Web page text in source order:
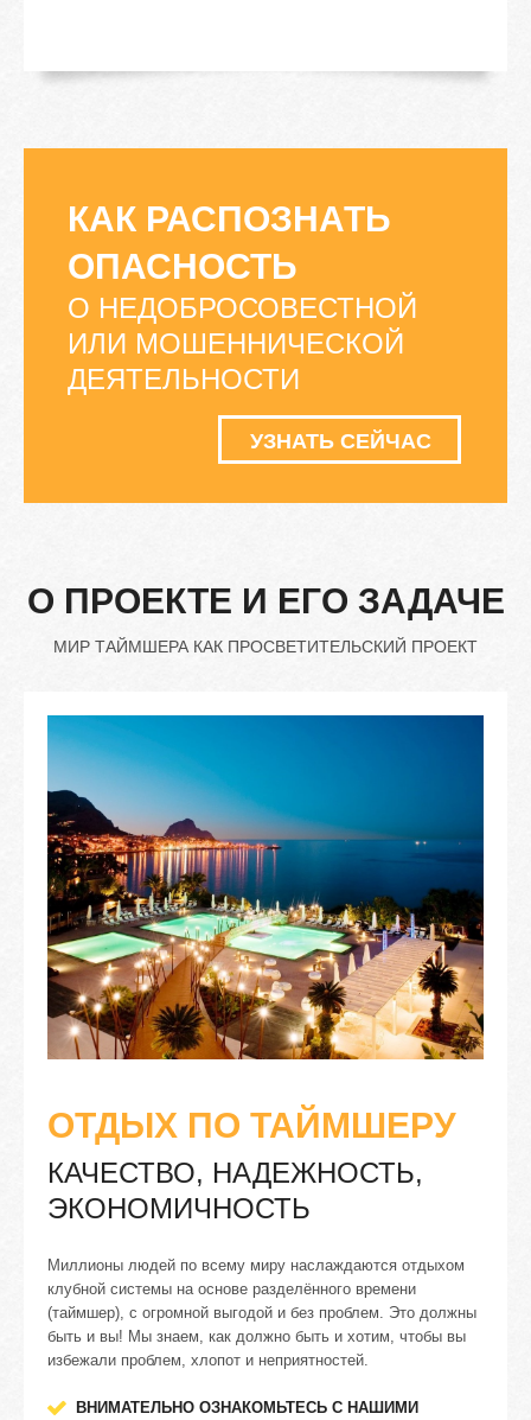
КАК РАСПОЗНАТЬ
ОПАСНОСТЬ
О НЕДОБРОСОВЕСТНОЙ
ИЛИ МОШЕННИЧЕСКОЙ
ДЕЯТЕЛЬНОСТИ
УЗНАТЬ СЕЙЧАС
О ПРОЕКТЕ И ЕГО ЗАДАЧЕ
МИР ТАЙМШЕРА КАК ПРОСВЕТИТЕЛЬСКИЙ ПРОЕКТ
ОТДЫХ ПО ТАЙМШЕРУ
КАЧЕСТВО, НАДЕЖНОСТЬ,
ЭКОНОМИЧНОСТЬ
Миллионы людей по всему миру наслаждаются отдыхом
клубной системы на основе разделённого времени
(таймшер), с огромной выгодой и без проблем. Это должны
быть и вы! Мы знаем, как должно быть и хотим, чтобы вы
избежали проблем, хлопот и неприятностей.
ВНИМАТЕЛЬНО ОЗНАКОМЬТЕСЬ С НАШИМИ